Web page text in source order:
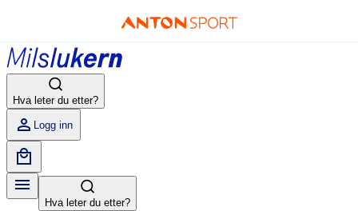
Hva leter du etter?
Logg inn
Hva leter du etter?